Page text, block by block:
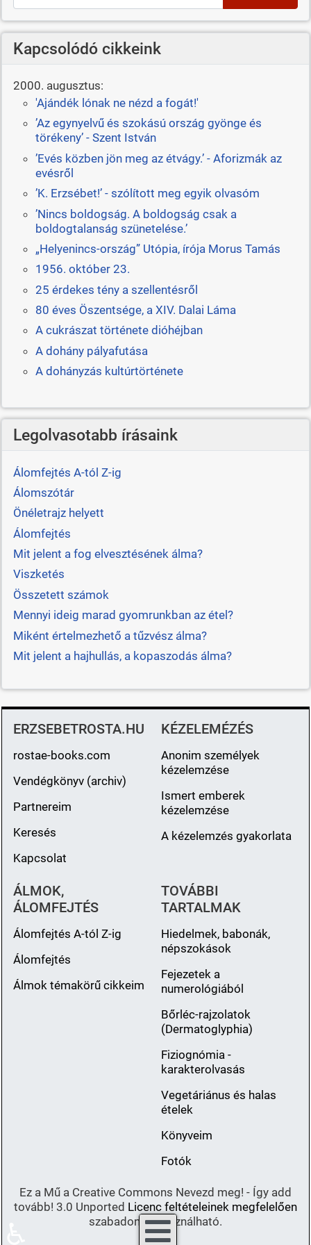
Kapcsolódó cikkeink
2000. augusztus:
'Ajándék lónak ne nézd a fogát!'
’Az egynyelvű és szokású ország gyönge és
törékeny’ - Szent István
’Evés közben jön meg az étvágy.’ - Aforizmák az
evésről
’K. Erzsébet!’ - szólított meg egyik olvasóm
’Nincs boldogság. A boldogság csak a
boldogtalanság szünetelése.’
„Helyenincs-ország” Utópia, írója Morus Tamás
1956. október 23.
25 érdekes tény a szellentésről
80 éves Öszentsége, a XIV. Dalai Láma
A cukrászat története dióhéjban
A dohány pályafutása
A dohányzás kultúrtörténete
Legolvasotabb írásaink
Álomfejtés A-tól Z-ig
Álomszótár
Önéletrajz helyett
Álomfejtés
Mit jelent a fog elvesztésének álma?
Viszketés
Összetett számok
Mennyi ideig marad gyomrunkban az étel?
Miként értelmezhető a tűzvész álma?
Mit jelent a hajhullás, a kopaszodás álma?
ERZSEBETROSTA.HU
rostae-books.com
Vendégkönyv (archiv)
Partnereim
Keresés
Kapcsolat
KÉZELEMÉZÉS
Anonim személyek
kézelemzése
Ismert emberek
kézelemzése
A kézelemzés gyakorlata
ÁLMOK,
ÁLOMFEJTÉS
Álomfejtés A-tól Z-ig
Álomfejtés
Álmok témakörű cikkeim
TOVÁBBI
TARTALMAK
Hiedelmek, babonák,
népszokások
Fejezetek a
numerológiából
Bőrléc-rajzolatok
(Dermatoglyphia)
Fiziognómia -
karakterolvasás
Vegetáriánus és halas
ételek
Könyveim
Fotók
Ez a Mű a Creative Commons Nevezd meg! - Így add
tovább! 3.0 Unported Licenc feltételeinek megfelelően
szabadon felhasználható.